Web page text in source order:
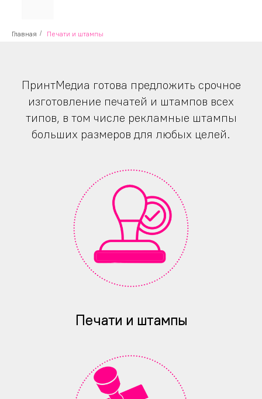
Главная / Печати и штампы
ПринтМедиа готова предложить срочное
изготовление печатей и штампов всех
типов, в том числе рекламные штампы
больших размеров для любых целей.
Печати и штампы